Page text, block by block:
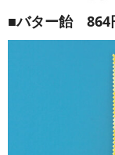
■バター飴 864